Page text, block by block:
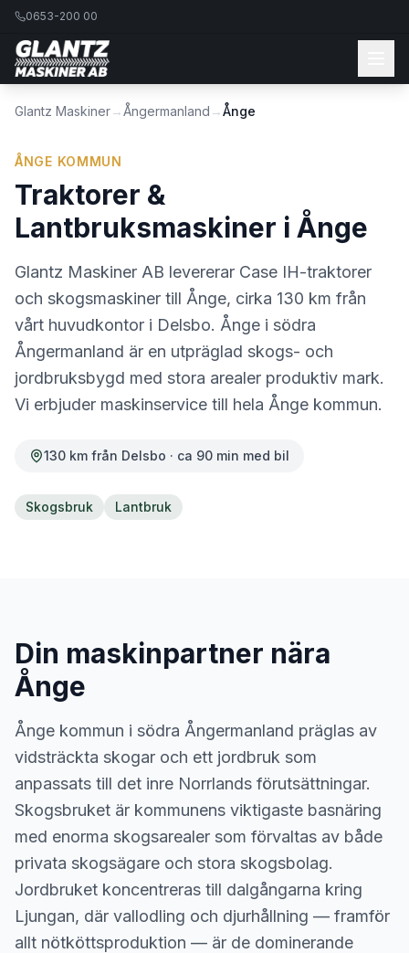
0653-200 00
Glantz Maskiner→Ångermanland →Ånge
ÅNGE KOMMUN
Traktorer &
Lantbruksmaskiner i Ånge
Glantz Maskiner AB levererar Case IH-traktorer
och skogsmaskiner till Ånge, cirka 130 km från
vårt huvudkontor i Delsbo. Ånge i södra
Ångermanland är en utpräglad skogs- och
jordbruksbygd med stora arealer produktiv mark.
Vi erbjuder maskinservice till hela Ånge kommun.
130 km från Delsbo · ca 90 min med bil
Skogsbruk Lantbruk
Din maskinpartner nära
Ånge
Ånge kommun i södra Ångermanland präglas av
vidsträckta skogar och ett jordbruk som
anpassats till det inre Norrlands förutsättningar.
Skogsbruket är kommunens viktigaste basnäring
med enorma skogsarealer som förvaltas av både
privata skogsägare och stora skogsbolag.
Jordbruket koncentreras till dalgångarna kring
Ljungan, där vallodling och djurhållning — framför
allt nötköttsproduktion — är de dominerande